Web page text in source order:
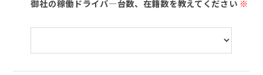
御社の稼働ドライバ―台数、在籍数を教えてください ※